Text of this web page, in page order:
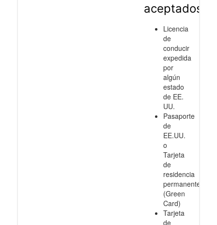
aceptados
Licencia
de
conducir
expedida
por
algún
estado
de EE.
UU.
Pasaporte
de
EE.UU.
o
Tarjeta
de
residencia
permanente
(Green
Card)
Tarjeta
de